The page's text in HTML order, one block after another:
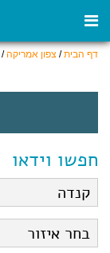
דף הבית/ צפון אמריקה/
חפשו וידאו